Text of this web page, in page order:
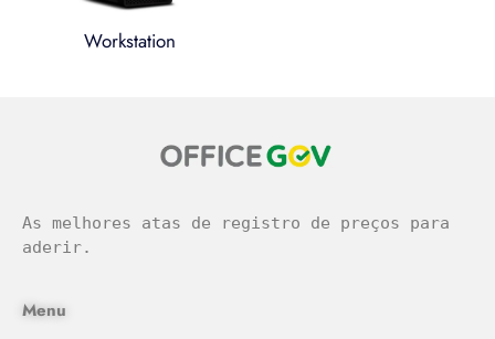
Workstation
As melhores atas de registro de preços para
aderir.
Menu